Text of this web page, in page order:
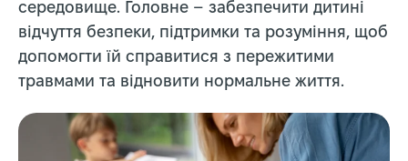
середовище. Головне – забезпечити дитині
відчуття безпеки, підтримки та розуміння, щоб
допомогти їй справитися з пережитими
травмами та відновити нормальне життя.